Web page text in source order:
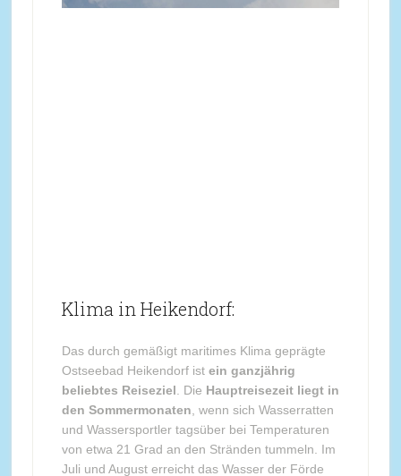
Klima in Heikendorf:
Das durch gemäßigt maritimes Klima geprägte
Ostseebad Heikendorf ist ein ganzjährig
beliebtes Reiseziel . Die Hauptreisezeit liegt in
den Sommermonaten , wenn sich Wasserratten
und Wassersportler tagsüber bei Temperaturen
von etwa 21 Grad an den Stränden tummeln. Im
Juli und August erreicht das Wasser der Förde